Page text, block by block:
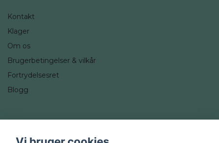
Kontakt
Klager
Om os
Brugerbetingelser & vilkår
Fortrydelsesret
Blogg